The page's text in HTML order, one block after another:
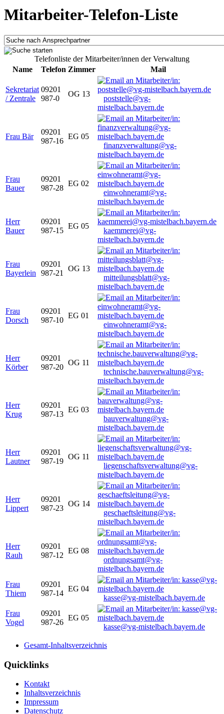
Mitarbeiter-Telefon-Liste
Telefonliste der Mitarbeiter/innen der Verwaltung
Name
Telefon Zimmer Mail
Sekretariat
/ Zentrale
09201
987-0
OG 13
poststelle@vg-
mistelbach.bayern.de
Frau Bär
09201
987-16
EG 05
finanzverwaltung@vg-
mistelbach.bayern.de
Frau
Bauer
09201
987-28
EG 02
einwohneramt@vg-
mistelbach.bayern.de
Herr
Bauer
09201
987-15
EG 05
kaemmerei@vg-
mistelbach.bayern.de
Frau
Bayerlein
09201
987-21
OG 13
mitteilungsblatt@vg-
mistelbach.bayern.de
Frau
Dorsch
09201
987-10
EG 01
einwohneramt@vg-
mistelbach.bayern.de
Herr
Körber
09201
987-20
OG 11
technische.bauverwaltung@vg-
mistelbach.bayern.de
Herr
Krug
09201
987-13
EG 03
bauverwaltung@vg-
mistelbach.bayern.de
Herr
Lautner
09201
987-19
OG 11
liegenschaftsverwaltung@vg-
mistelbach.bayern.de
Herr
Lippert
09201
987-23
OG 14
geschaeftsleitung@vg-
mistelbach.bayern.de
Herr
Rauh
09201
987-12
EG 08
ordnungsamt@vg-
mistelbach.bayern.de
Frau
Thiem
09201
987-14
EG 04
kasse@vg-mistelbach.bayern.de
Frau
Vogel
09201
987-26
EG 05
kasse@vg-mistelbach.bayern.de
Gesamt-Inhaltsverzeichnis
Quicklinks
Kontakt
Inhaltsverzeichnis
Impressum
Datenschutz